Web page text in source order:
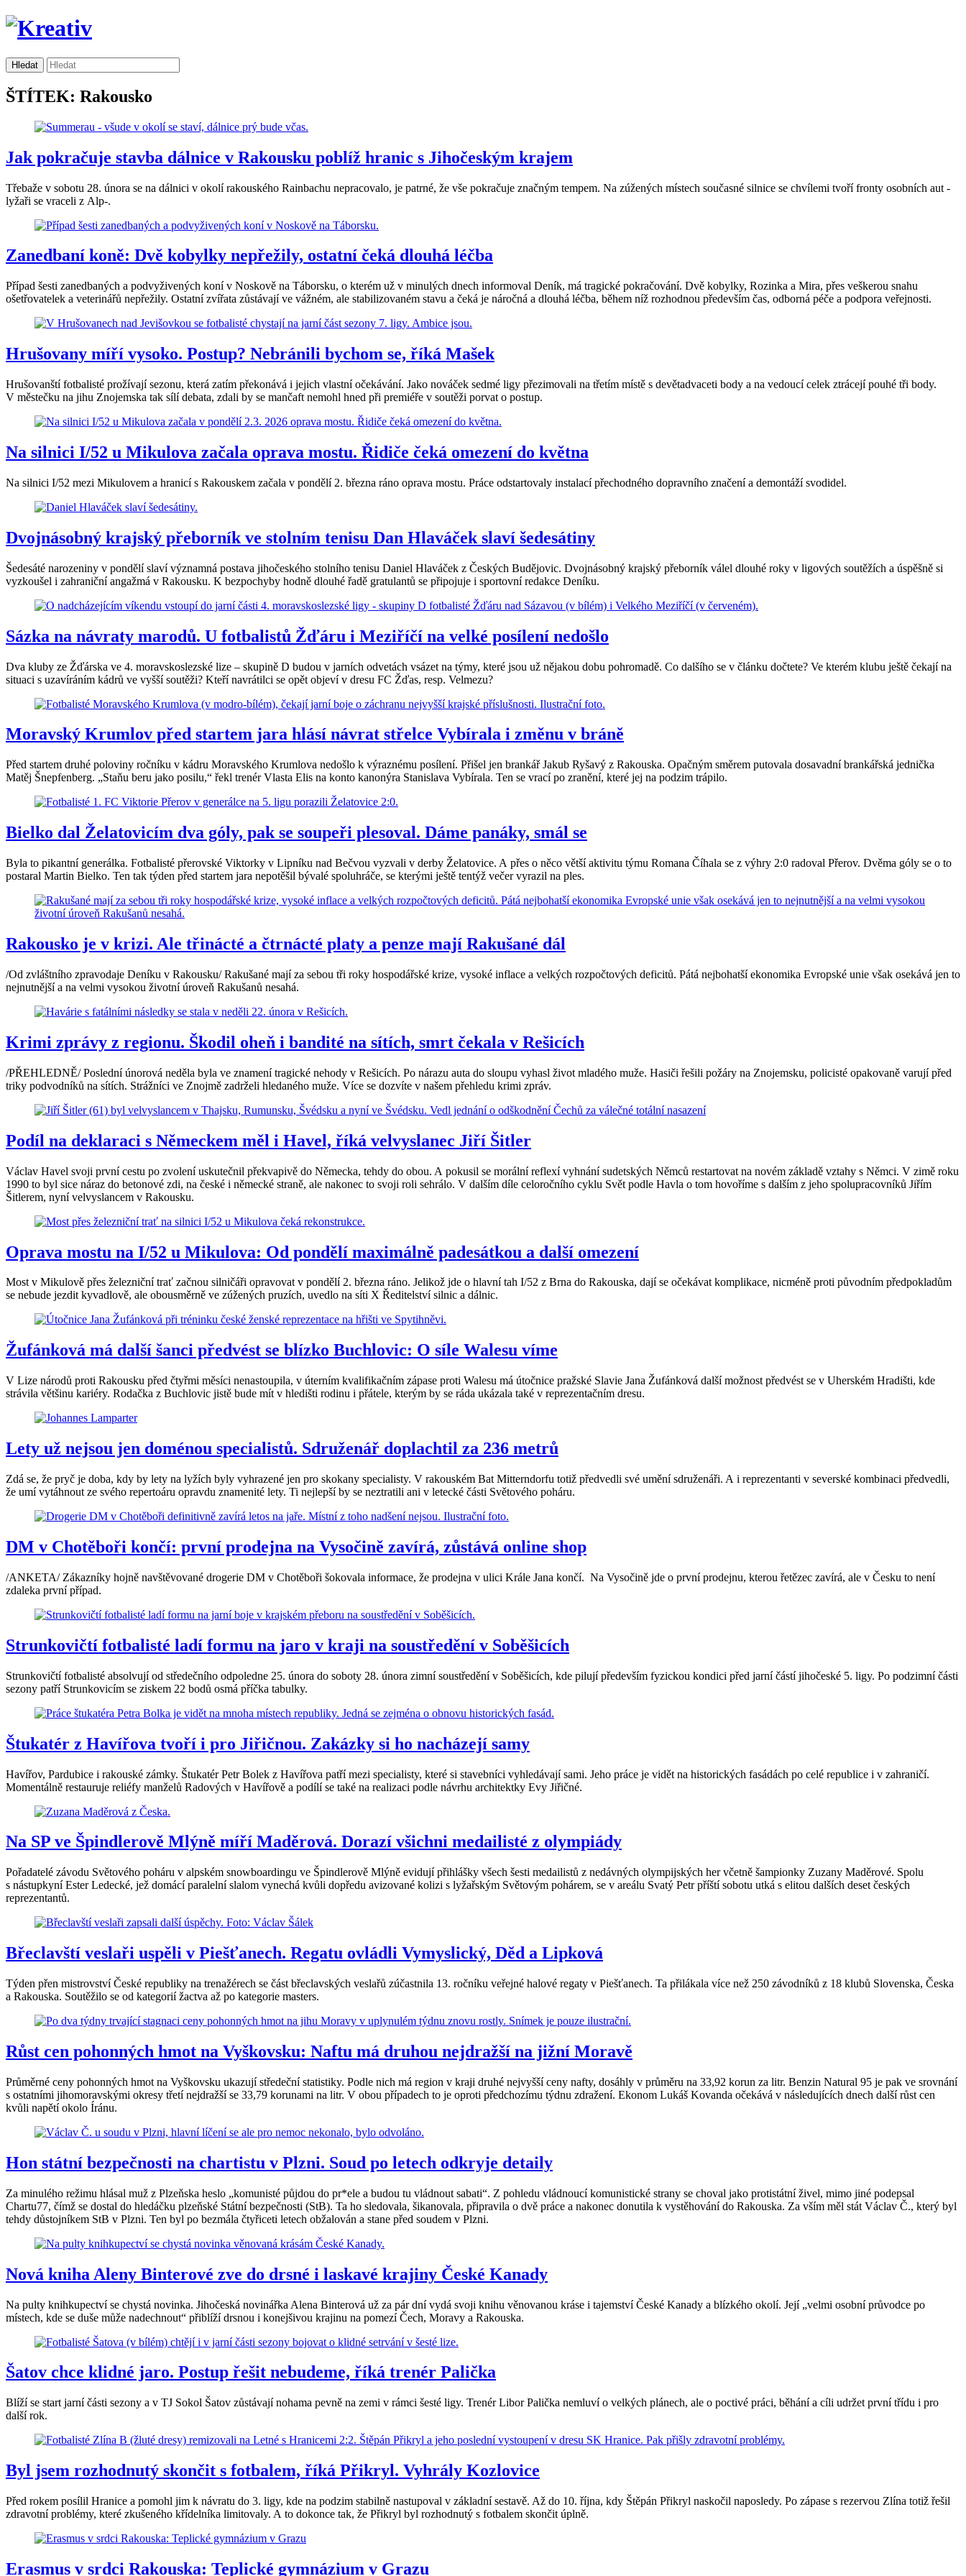
ŠTÍTEK: Rakousko
Jak pokračuje stavba dálnice v Rakousku poblíž hranic s Jihočeským krajem
Třebaže v sobotu 28. února se na dálnici v okolí rakouského Rainbachu nepracovalo, je patrné, že vše pokračuje značným tempem. Na zúžených místech současné silnice se chvílemi tvoří fronty osobních aut -
lyžaři se vraceli z Alp-.
Zanedbaní koně: Dvě kobylky nepřežily, ostatní čeká dlouhá léčba
Případ šesti zanedbaných a podvyživených koní v Noskově na Táborsku, o kterém už v minulých dnech informoval Deník, má tragické pokračování. Dvě kobylky, Rozinka a Mira, přes veškerou snahu
ošetřovatelek a veterinářů nepřežily. Ostatní zvířata zůstávají ve vážném, ale stabilizovaném stavu a čeká je náročná a dlouhá léčba, během níž rozhodnou především čas, odborná péče a podpora veřejnosti.
Hrušovany míří vysoko. Postup? Nebránili bychom se, říká Mašek
Hrušovanští fotbalisté prožívají sezonu, která zatím překonává i jejich vlastní očekávání. Jako nováček sedmé ligy přezimovali na třetím místě s devětadvaceti body a na vedoucí celek ztrácejí pouhé tři body.
V městečku na jihu Znojemska tak sílí debata, zdali by se mančaft nemohl hned při premiéře v soutěži porvat o postup.
Na silnici I/52 u Mikulova začala oprava mostu. Řidiče čeká omezení do května
Na silnici I/52 mezi Mikulovem a hranicí s Rakouskem začala v pondělí 2. března ráno oprava mostu. Práce odstartovaly instalací přechodného dopravního značení a demontáží svodidel.
Dvojnásobný krajský přeborník ve stolním tenisu Dan Hlaváček slaví šedesátiny
Šedesáté narozeniny v pondělí slaví významná postava jihočeského stolního tenisu Daniel Hlaváček z Českých Budějovic. Dvojnásobný krajský přeborník válel dlouhé roky v ligových soutěžích a úspěšně si
vyzkoušel i zahraniční angažmá v Rakousku. K bezpochyby hodně dlouhé řadě gratulantů se připojuje i sportovní redakce Deníku.
Sázka na návraty marodů. U fotbalistů Žďáru i Meziříčí na velké posílení nedošlo
Dva kluby ze Žďárska ve 4. moravskoslezské lize – skupině D budou v jarních odvetách vsázet na týmy, které jsou už nějakou dobu pohromadě. Co dalšího se v článku dočtete? Ve kterém klubu ještě čekají na
situaci s uzavíráním kádrů ve vyšší soutěži? Kteří navrátilci se opět objeví v dresu FC Žďas, resp. Velmezu?
Moravský Krumlov před startem jara hlásí návrat střelce Vybírala i změnu v bráně
Před startem druhé poloviny ročníku v kádru Moravského Krumlova nedošlo k výraznému posílení. Přišel jen brankář Jakub Ryšavý z Rakouska. Opačným směrem putovala dosavadní brankářská jednička
Matěj Šnepfenberg. „Staňu beru jako posilu,“ řekl trenér Vlasta Elis na konto kanonýra Stanislava Vybírala. Ten se vrací po zranění, které jej na podzim trápilo.
Bielko dal Želatovicím dva góly, pak se soupeři plesoval. Dáme panáky, smál se
Byla to pikantní generálka. Fotbalisté přerovské Viktorky v Lipníku nad Bečvou vyzvali v derby Želatovice. A přes o něco větší aktivitu týmu Romana Číhala se z výhry 2:0 radoval Přerov. Dvěma góly se o to
postaral Martin Bielko. Ten tak týden před startem jara nepotěšil bývalé spoluhráče, se kterými ještě tentýž večer vyrazil na ples.
Rakousko je v krizi. Ale třinácté a čtrnácté platy a penze mají Rakušané dál
/Od zvláštního zpravodaje Deníku v Rakousku/ Rakušané mají za sebou tři roky hospodářské krize, vysoké inflace a velkých rozpočtových deficitů. Pátá nejbohatší ekonomika Evropské unie však osekává jen to
nejnutnější a na velmi vysokou životní úroveň Rakušanů nesahá.
Krimi zprávy z regionu. Škodil oheň i bandité na sítích, smrt čekala v Rešicích
/PŘEHLEDNĚ/ Poslední únorová neděla byla ve znamení tragické nehody v Rešicích. Po nárazu auta do sloupu vyhasl život mladého muže. Hasiči řešili požáry na Znojemsku, policisté opakovaně varují před
triky podvodníků na sítích. Strážníci ve Znojmě zadrželi hledaného muže. Více se dozvíte v našem přehledu krimi zpráv.
Podíl na deklaraci s Německem měl i Havel, říká velvyslanec Jiří Šitler
Václav Havel svoji první cestu po zvolení uskutečnil překvapivě do Německa, tehdy do obou. A pokusil se morální reflexí vyhnání sudetských Němců restartovat na novém základě vztahy s Němci. V zimě roku
1990 to byl sice náraz do betonové zdi, na české i německé straně, ale nakonec to svoji roli sehrálo. V dalším díle celoročního cyklu Svět podle Havla o tom hovoříme s dalším z jeho spolupracovníků Jiřím
Šitlerem, nyní velvyslancem v Rakousku.
Oprava mostu na I/52 u Mikulova: Od pondělí maximálně padesátkou a další omezení
Most v Mikulově přes železniční trať začnou silničáři opravovat v pondělí 2. března ráno. Jelikož jde o hlavní tah I/52 z Brna do Rakouska, dají se očekávat komplikace, nicméně proti původním předpokladům
se nebude jezdit kyvadlově, ale obousměrně ve zúžených pruzích, uvedlo na síti X Ředitelství silnic a dálnic.
Žufánková má další šanci předvést se blízko Buchlovic: O síle Walesu víme
V Lize národů proti Rakousku před čtyřmi měsíci nenastoupila, v úterním kvalifikačním zápase proti Walesu má útočnice pražské Slavie Jana Žufánková další možnost předvést se v Uherském Hradišti, kde
strávila většinu kariéry. Rodačka z Buchlovic jistě bude mít v hledišti rodinu i přátele, kterým by se ráda ukázala také v reprezentačním dresu.
Lety už nejsou jen doménou specialistů. Sdruženář doplachtil za 236 metrů
Zdá se, že pryč je doba, kdy by lety na lyžích byly vyhrazené jen pro skokany specialisty. V rakouském Bat Mitterndorfu totiž předvedli své umění sdruženáři. A i reprezentanti v severské kombinaci předvedli,
že umí vytáhnout ze svého repertoáru opravdu znamenité lety. Ti nejlepší by se neztratili ani v letecké části Světového poháru.
DM v Chotěboři končí: první prodejna na Vysočině zavírá, zůstává online shop
/ANKETA/ Zákazníky hojně navštěvované drogerie DM v Chotěboři šokovala informace, že prodejna v ulici Krále Jana končí. Na Vysočině jde o první prodejnu, kterou řetězec zavírá, ale v Česku to není
zdaleka první případ.
Strunkovičtí fotbalisté ladí formu na jaro v kraji na soustředění v Soběšicích
Strunkovičtí fotbalisté absolvují od středečního odpoledne 25. února do soboty 28. února zimní soustředění v Soběšicích, kde pilují především fyzickou kondici před jarní částí jihočeské 5. ligy. Po podzimní části
sezony patří Strunkovicím se ziskem 22 bodů osmá příčka tabulky.
Štukatér z Havířova tvoří i pro Jiřičnou. Zakázky si ho nacházejí samy
Havířov, Pardubice i rakouské zámky. Štukatér Petr Bolek z Havířova patří mezi specialisty, které si stavebníci vyhledávají sami. Jeho práce je vidět na historických fasádách po celé republice i v zahraničí.
Momentálně restauruje reliéfy manželů Radových v Havířově a podílí se také na realizaci podle návrhu architektky Evy Jiřičné.
Na SP ve Špindlerově Mlýně míří Maděrová. Dorazí všichni medailisté z olympiády
Pořadatelé závodu Světového poháru v alpském snowboardingu ve Špindlerově Mlýně evidují přihlášky všech šesti medailistů z nedávných olympijských her včetně šampionky Zuzany Maděrové. Spolu
s nástupkyní Ester Ledecké, jež domácí paralelní slalom vynechá kvůli dopředu avizované kolizi s lyžařským Světovým pohárem, se v areálu Svatý Petr příští sobotu utká s elitou dalších deset českých
reprezentantů.
Břeclavští veslaři uspěli v Piešťanech. Regatu ovládli Vymyslický, Děd a Lipková
Týden přen mistrovství České republiky na trenažérech se část břeclavských veslařů zúčastnila 13. ročníku veřejné halové regaty v Piešťanech. Ta přilákala více než 250 závodníků z 18 klubů Slovenska, Česka
a Rakouska. Soutěžilo se od kategorií žactva až po kategorie masters.
Růst cen pohonných hmot na Vyškovsku: Naftu má druhou nejdražší na jižní Moravě
Průměrné ceny pohonných hmot na Vyškovsku ukazují středeční statistiky. Podle nich má region v kraji druhé nejvyšší ceny nafty, dosáhly v průměru na 33,92 korun za litr. Benzin Natural 95 je pak ve srovnání
s ostatními jihomoravskými okresy třetí nejdražší se 33,79 korunami na litr. V obou případech to je oproti předchozímu týdnu zdražení. Ekonom Lukáš Kovanda očekává v následujících dnech další růst cen
kvůli napětí okolo Íránu.
Hon státní bezpečnosti na chartistu v Plzni. Soud po letech odkryje detaily
Za minulého režimu hlásal muž z Plzeňska heslo „komunisté půjdou do pr*ele a budou tu vládnout sabati“. Z pohledu vládnoucí komunistické strany se choval jako protistátní živel, mimo jiné podepsal
Chartu77, čímž se dostal do hledáčku plzeňské Státní bezpečnosti (StB). Ta ho sledovala, šikanovala, připravila o dvě práce a nakonec donutila k vystěhování do Rakouska. Za vším měl stát Václav Č., který byl
tehdy důstojníkem StB v Plzni. Ten byl po bezmála čtyřiceti letech obžalován a stane před soudem v Plzni.
Nová kniha Aleny Binterové zve do drsné i laskavé krajiny České Kanady
Na pulty knihkupectví se chystá novinka. Jihočeská novinářka Alena Binterová už za pár dní vydá svoji knihu věnovanou kráse i tajemství České Kanady a blízkého okolí. Její „velmi osobní průvodce po
místech, kde se duše může nadechnout“ přiblíží drsnou i konejšivou krajinu na pomezí Čech, Moravy a Rakouska.
Šatov chce klidné jaro. Postup řešit nebudeme, říká trenér Palička
Blíží se start jarní části sezony a v TJ Sokol Šatov zůstávají nohama pevně na zemi v rámci šesté ligy. Trenér Libor Palička nemluví o velkých plánech, ale o poctivé práci, běhání a cíli udržet první třídu i pro
další rok.
Byl jsem rozhodnutý skončit s fotbalem, říká Přikryl. Vyhrály Kozlovice
Před rokem posílil Hranice a pomohl jim k návratu do 3. ligy, kde na podzim stabilně nastupoval v základní sestavě. Až do 10. října, kdy Štěpán Přikryl naskočil naposledy. Po zápase s rezervou Zlína totiž řešil
zdravotní problémy, které zkušeného křídelníka limitovaly. A to dokonce tak, že Přikryl byl rozhodnutý s fotbalem skončit úplně.
Erasmus v srdci Rakouska: Teplické gymnázium v Grazu